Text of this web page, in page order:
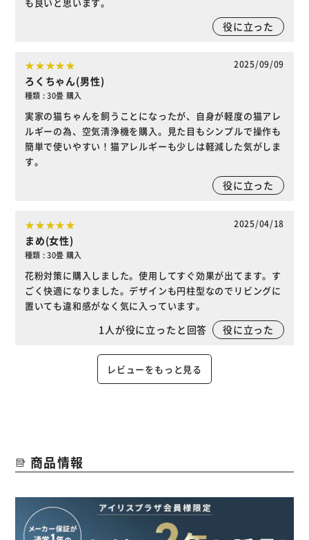
役に立った
2025/09/09
ろくちゃん(男性)
種類 : 30畳 購入
実家の猫ちゃんを飼うことになったが、自身が軽度の猫アレ
ルギーの為、空気清浄機を購入。見た目もシンプルで操作も
簡単で使いやすい！猫アレルギーも少しは軽減した気がしま
す。
役に立った
2025/04/18
まめ(女性)
種類 : 30畳 購入
花粉対策に購入しました。使用してすぐ効果が出てます。す
ごく快適になりました。デザインも円柱型なのでリビングに
置いても違和感がなく気に入っています。
1 人が役に立ったと回答 役に立った
レビューをもっと見る
商品情報